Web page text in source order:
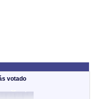
votado